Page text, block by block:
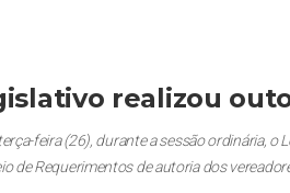
realizou
feira (26), durante a sessão ordinária,
de Requerimentos de autoria dos